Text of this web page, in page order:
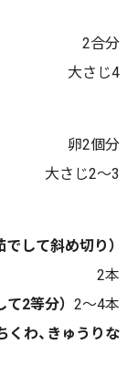
2合分
大さじ4
卵2個分
大さじ2〜3
して斜め切り）
2本
2等分） 2～4本
くわ、きゅうりな